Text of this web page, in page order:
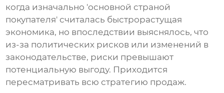
когда изначально 'основной страной
покупателя' считалась быстрорастущая
экономика, но впоследствии выяснялось, что
из-за политических рисков или изменений в
законодательстве, риски превышают
потенциальную выгоду. Приходится
пересматривать всю стратегию продаж.